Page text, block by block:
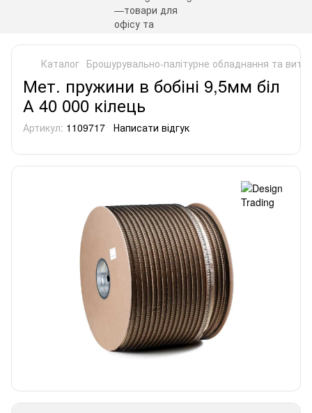
Каталог Брошурувально-палітурне обладнання та
Мет. пружини в бобіні 9,5мм біл
А 40 000 кілець
Артикул: 1109717 Написати відгук